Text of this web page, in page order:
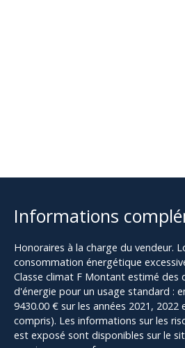
Informations
Honoraires à la charge du vendeur.
consommation énergétique
Classe climat F Montant estimé des
d'énergie pour un usage standard :
9430.00 € sur les années 2021,
compris). Les informations sur les
est exposé sont disponibles sur le